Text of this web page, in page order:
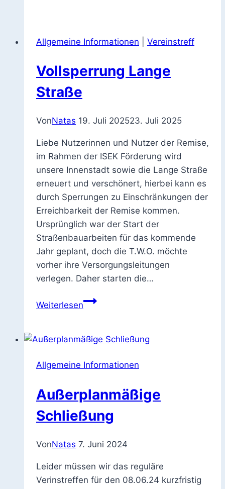
Allgemeine Informationen Vereinstreff
Vollsperrung Lange
Straße
VonNatas 19. Juli 202523. Juli 2025
Liebe Nutzerinnen und Nutzer der Remise,
im Rahmen der ISEK Förderung wird
unsere Innenstadt sowie die Lange Straße
erneuert und verschönert, hierbei kann es
durch Sperrungen zu Einschränkungen der
Erreichbarkeit der Remise kommen.
Ursprünglich war der Start der
Straßenbauarbeiten für das kommende
Jahr geplant, doch die T.W.O. möchte
vorher ihre Versorgungsleitungen
verlegen. Daher starten die…
WeiterlesenVollsperrung
Allgemeine Informationen
Außerplanmäßige
Schließung
VonNatas 7. Juni 2024
Leider müssen wir das reguläre
Verinstreffen für den 08.06.24 kurzfristig